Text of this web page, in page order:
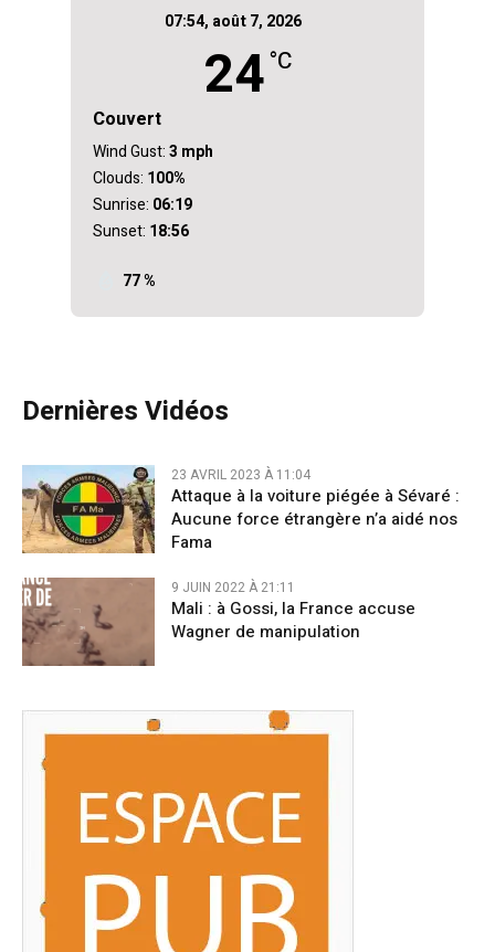
07:54, août 7, 2026
24°C
Couvert
77 %
Wind Gust:3 mph
Clouds: 100%
Sunrise: 06:19
Sunset: 18:56
Dernières Vidéos
23 AVRIL 2023 À 11:04
Attaque à la voiture piégée à Sévaré :
Aucune force étrangère n’a aidé nos
Fama
9 JUIN 2022 À 21:11
Mali : à Gossi, la France accuse
Wagner de manipulation